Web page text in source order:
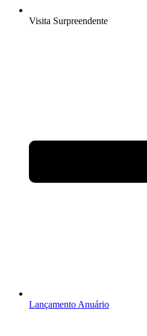
Visita Surpreendente
Lançamento Anuário